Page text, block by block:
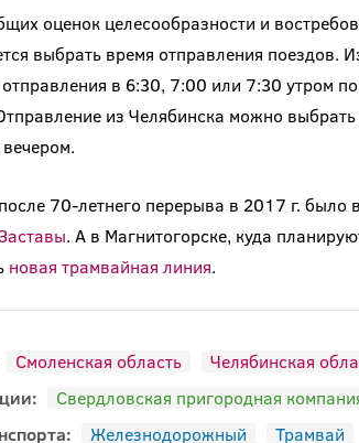
оценок целесообразности и
выбрать время отправления поездов.
в 6:30, 7:00 или 7:30 утром
из Челябинска можно
70-летнего перерыва в 2017 г. было
. А в Магнитогорске, куда
новая трамвайная линия.
Смоленская область
Челябинская
Свердловская пригородная
Железнодорожный
Трамвай